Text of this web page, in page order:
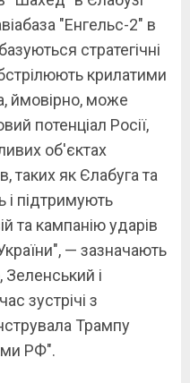
"Енгельс-2" в
стратегічні
крилатими
ймовірно, може
потенціал Росії,
об'єктах
таких як Єлабуга та
і підтримують
та кампанію ударів
— зазначають
Зеленський і
зустрічі з
Трампу
РФ".